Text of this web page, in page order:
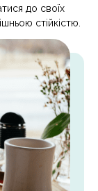
до своїх
стійкістю.